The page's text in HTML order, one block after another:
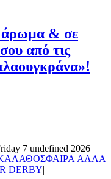
άρωμα & σε
από τις
7 undefined 2026
|ΑΛΛΑ
DERBY|